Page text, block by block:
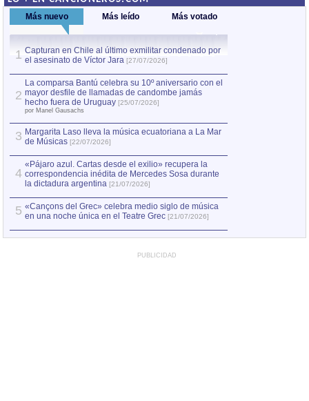
Más nuevo Más leído Más votado
1 Capturan en Chile al último exmilitar condenado por
el asesinato de Víctor Jara [27/07/2026]
2
La comparsa Bantú celebra su 10º aniversario con el
mayor desfile de llamadas de candombe jamás
hecho fuera de Uruguay [25/07/2026]
por Manel Gausachs
3 Margarita Laso lleva la música ecuatoriana a La Mar
de Músicas [22/07/2026]
4
«Pájaro azul. Cartas desde el exilio» recupera la
correspondencia inédita de Mercedes Sosa durante
la dictadura argentina [21/07/2026]
5 «Cançons del Grec» celebra medio siglo de música
en una noche única en el Teatre Grec [21/07/2026]
PUBLICIDAD